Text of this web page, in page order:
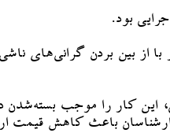
بود.
از بین بردن گرانی‌های
این کار را موجب
باعث کاهش